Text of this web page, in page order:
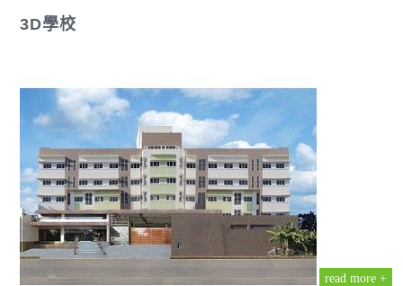
3D學校
read more +